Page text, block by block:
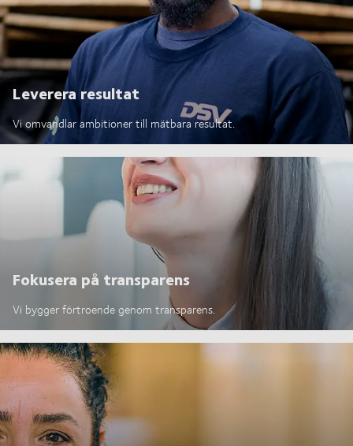
Leverera resultat
Vi omvandlar ambitioner till mätbara resultat.
Fokusera på transparens
Vi bygger förtroende genom transparens.